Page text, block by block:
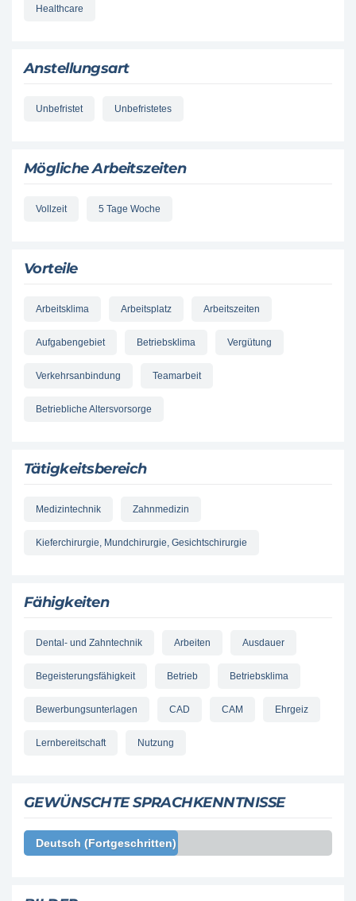
Healthcare
Anstellungsart
Unbefristet Unbefristetes
Mögliche Arbeitszeiten
Vollzeit 5 Tage Woche
Vorteile
Arbeitsklima Arbeitsplatz Arbeitszeiten
Aufgabengebiet Betriebsklima Vergütung
Verkehrsanbindung Teamarbeit
Betriebliche Altersvorsorge
Tätigkeitsbereich
Medizintechnik Zahnmedizin
Kieferchirurgie, Mundchirurgie, Gesichtschirurgie
Fähigkeiten
Dental- und Zahntechnik Arbeiten Ausdauer
Begeisterungsfähigkeit Betrieb Betriebsklima
Bewerbungsunterlagen CAD CAM Ehrgeiz
Lernbereitschaft Nutzung
GEWÜNSCHTE SPRACHKENNTNISSE
Deutsch (Fortgeschritten)